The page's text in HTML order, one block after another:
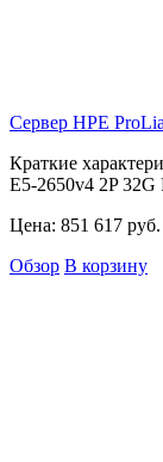
Сервер HPE
Краткие
E5-2650v4 2P 32G
Цена: 851 617 руб.
Обзор В корзину